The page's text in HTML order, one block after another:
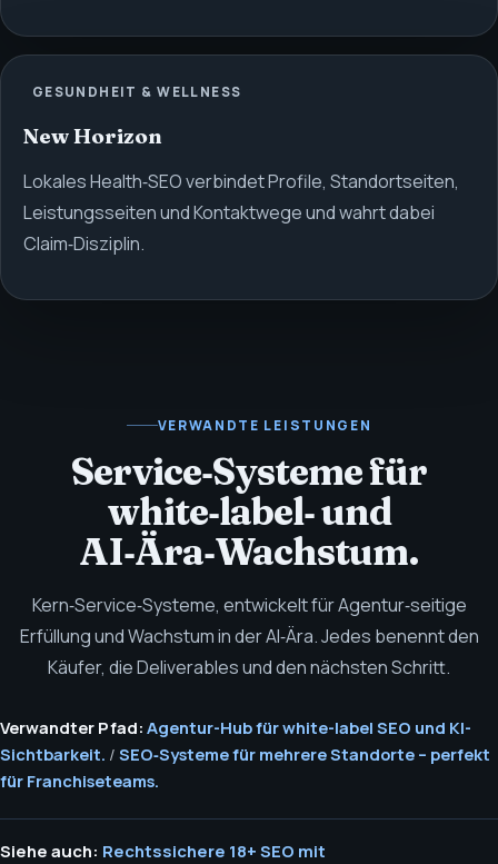
GESUNDHEIT & WELLNESS
New Horizon
Lokales Health‑SEO verbindet Profile, Standortseiten,
Leistungsseiten und Kontaktwege und wahrt dabei
Claim‑Disziplin.
VERWANDTE LEISTUNGEN
Service‑Systeme für
white‑label‑ und
AI‑Ära‑Wachstum.
Kern‑Service‑Systeme, entwickelt für Agentur‑seitige
Erfüllung und Wachstum in der AI‑Ära. Jedes benennt den
Käufer, die Deliverables und den nächsten Schritt.
Verwandter Pfad: Agentur-Hub für white-label SEO und KI-
Sichtbarkeit. / SEO‑Systeme für mehrere Standorte – perfekt
für Franchiseteams.
Siehe auch: Rechtssichere 18+ SEO mit